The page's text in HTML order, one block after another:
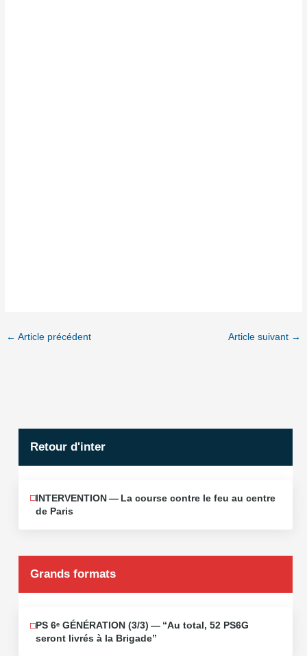
← Article précédent Article suivant →
Retour d'inter
JUIN
12
INTERVENTION — La course contre le feu au centre
de Paris
Grands formats
JUIN
19
PS 6ᵉ GÉNÉRATION (3/​3) — “Au total, 52 PS6G
seront livrés à la Brigade”